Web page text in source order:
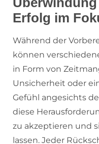
Erfolg im
Während der
können
in Form von
Unsicherheit oder
Gefühl angesichts
diese
zu akzeptieren und
lassen. Jeder